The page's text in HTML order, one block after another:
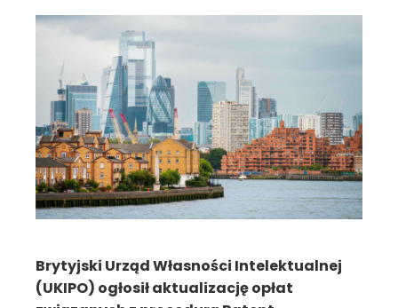
Brytyjski Urząd Własności Intelektualnej
(UKIPO) ogłosił aktualizację opłat